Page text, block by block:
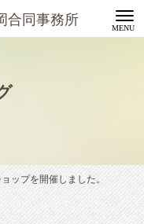
合同事務所
ップを開催しました。